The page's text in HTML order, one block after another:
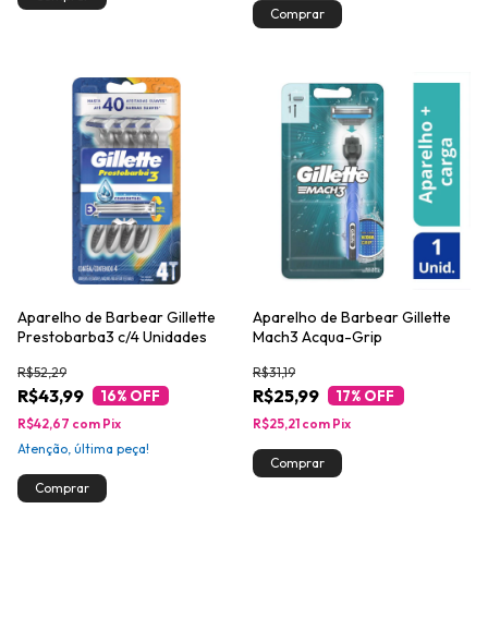
Aparelho de Barbear Gillette
Prestobarba3 c/4 Unidades
R$43,99
R$52,29
16% OFF
R$42,67 com Pix
Atenção, última peça!
Aparelho de Barbear Gillette
Mach3 Acqua-Grip
R$25,99
R$31,19
17% OFF
R$25,21 com Pix